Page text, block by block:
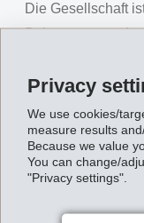
Privacy
We use cookies/
measure results
Because we value
You can change/
"Privacy settings".
Die Gesellschaft
Behauptungen
Beschäftigt sind
Mitarbeiter, davon
Der Ort der
Gewinns ändert
die
sowieso nicht.